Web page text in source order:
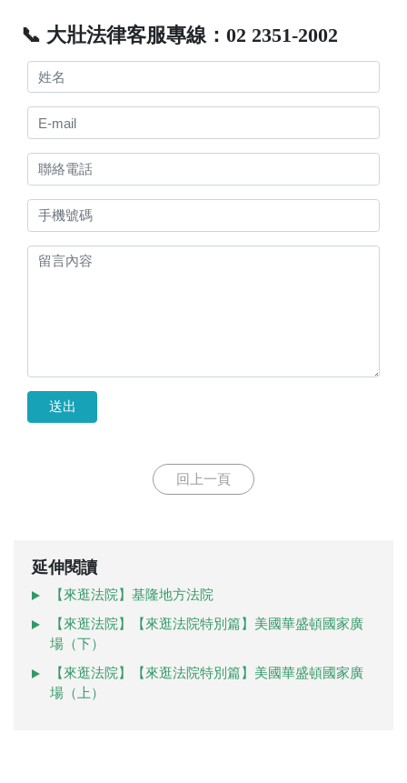
📞 大壯法律客服專線：02 2351-2002
送出
回上一頁
延伸閱讀
【來逛法院】基隆地方法院
【來逛法院】【來逛法院特別篇】美國華盛頓國家廣
場（下）
【來逛法院】【來逛法院特別篇】美國華盛頓國家廣
場（上）